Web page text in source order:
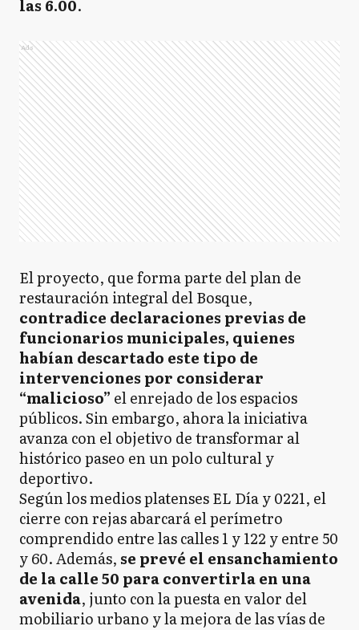
las 6.00.
Ads
El proyecto, que forma parte del plan de
restauración integral del Bosque,
contradice declaraciones previas de
funcionarios municipales, quienes
habían descartado este tipo de
intervenciones por considerar
“malicioso” el enrejado de los espacios
públicos. Sin embargo, ahora la iniciativa
avanza con el objetivo de transformar al
histórico paseo en un polo cultural y
deportivo.
Según los medios platenses EL Día y 0221, el
cierre con rejas abarcará el perímetro
comprendido entre las calles 1 y 122 y entre 50
y 60. Además, se prevé el ensanchamiento
de la calle 50 para convertirla en una
avenida, junto con la puesta en valor del
mobiliario urbano y la mejora de las vías de